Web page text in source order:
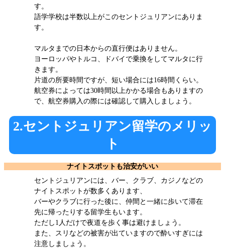
す。
語学学校は半数以上がこのセントジュリアンにありま
す。
マルタまでの日本からの直行便はありません。
ヨーロッパやトルコ、ドバイで乗換をしてマルタに行
きます。
片道の所要時間ですが、短い場合には16時間くらい。
航空券によっては30時間以上かかる場合もありますの
で、航空券購入の際には確認して購入しましょう。
2.セントジュリアン留学のメリッ
ト
ナイトスポットも治安がいい
セントジュリアンには、バー、クラブ、カジノなどの
ナイトスポットが数多くあります、
バーやクラブに行った後に、仲間と一緒に歩いて滞在
先に帰ったりする留学生もいます。
ただし1人だけで夜道を歩く事は避けましょう。
また、スリなどの被害が出ていますので酔いすぎには
注意しましょう。